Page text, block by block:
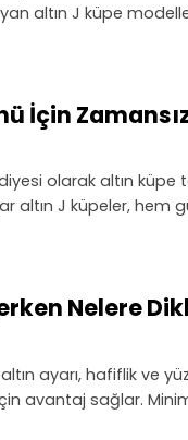
altın J küpe
İçin
olarak altın küpe
altın J küpeler, hem
Nelere
ayarı, hafiflik ve
avantaj sağlar.